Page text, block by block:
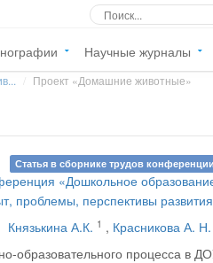
Научные журналы
Проект «Домашние животные»
Статья в сборнике трудов конференции
«Дошкольное
проблемы, перспективы
Князькина А.К. 1 , Красникова А. Н.
образовательного процесса в